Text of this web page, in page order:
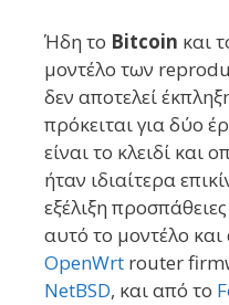
Ήδη το Bitcoin και
μοντέλο των
δεν αποτελεί
πρόκειται για δύο
είναι το κλειδί και
ήταν ιδιαίτερα
εξέλιξη
αυτό το μοντέλο
OpenWrt router
NetBSD, και από το